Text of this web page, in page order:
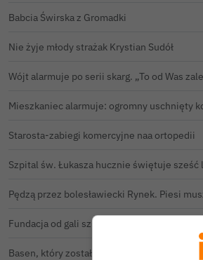
Babcia Świrska z Gromadki
Nie żyje młody strażak Krystian Sudół
Starosta-zabiegi komercyjne naa ortopedii